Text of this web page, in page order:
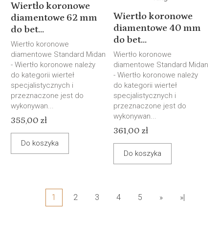
Wiertło koronowe
diamentowe 62 mm
do bet...
Wiertło koronowe
diamentowe Standard Midan
- Wiertło koronowe należy
do kategorii wierteł
specjalistycznych i
przeznaczone jest do
wykonywan...
355,00 zł
Do koszyka
Wiertło koronowe
diamentowe 40 mm
do bet...
Wiertło koronowe
diamentowe Standard Midan
- Wiertło koronowe należy
do kategorii wierteł
specjalistycznych i
przeznaczone jest do
wykonywan...
361,00 zł
Do koszyka
1 2 3 4 5 » »|